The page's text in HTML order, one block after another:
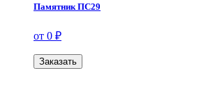
Памятник ПС29
от 0 ₽
Заказать